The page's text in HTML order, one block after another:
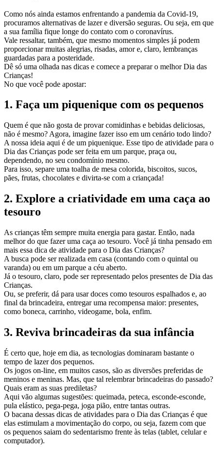
Como nós ainda estamos enfrentando a pandemia da Covid-19,
procuramos alternativas de lazer e diversão seguras. Ou seja, em que
a sua família fique longe do contato com o coronavírus.
Vale ressaltar, também, que mesmo momentos simples já podem
proporcionar muitas alegrias, risadas, amor e, claro, lembranças
guardadas para a posteridade.
Dê só uma olhada nas dicas e comece a preparar o melhor Dia das
Crianças!
No que você pode apostar:
1. Faça um piquenique com os pequenos
Quem é que não gosta de provar comidinhas e bebidas deliciosas,
não é mesmo? Agora, imagine fazer isso em um cenário todo lindo?
A nossa ideia aqui é de um piquenique. Esse tipo de atividade para o
Dia das Crianças pode ser feita em um parque, praça ou,
dependendo, no seu condomínio mesmo.
Para isso, separe uma toalha de mesa colorida, biscoitos, sucos,
pães, frutas, chocolates e divirta-se com a criançada!
2. Explore a criatividade em uma caça ao
tesouro
As crianças têm sempre muita energia para gastar. Então, nada
melhor do que fazer uma caça ao tesouro. Você já tinha pensado em
mais essa dica de atividade para o Dia das Crianças?
A busca pode ser realizada em casa (contando com o quintal ou
varanda) ou em um parque a céu aberto.
Já o tesouro, claro, pode ser representado pelos presentes de Dia das
Crianças.
Ou, se preferir, dá para usar doces como tesouros espalhados e, ao
final da brincadeira, entregar uma recompensa maior: presentes,
como boneca, carrinho, videogame, bola, enfim.
3. Reviva brincadeiras da sua infância
É certo que, hoje em dia, as tecnologias dominaram bastante o
tempo de lazer dos pequenos.
Os jogos on-line, em muitos casos, são as diversões preferidas de
meninos e meninas. Mas, que tal relembrar brincadeiras do passado?
Quais eram as suas prediletas?
Aqui vão algumas sugestões: queimada, peteca, esconde-esconde,
pula elástico, pega-pega, joga pião, entre tantas outras.
O bacana dessas dicas de atividades para o Dia das Crianças é que
elas estimulam a movimentação do corpo, ou seja, fazem com que
os pequenos saiam do sedentarismo frente às telas (tablet, celular e
computador).